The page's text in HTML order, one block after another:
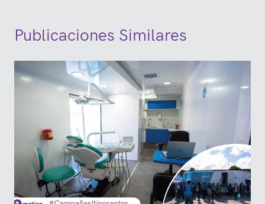
Publicaciones Similares